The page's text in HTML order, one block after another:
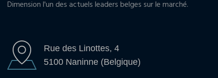
Dimension l'un des actuels leaders belges sur le marché.
Rue des Linottes, 4
5100 Naninne (Belgique)